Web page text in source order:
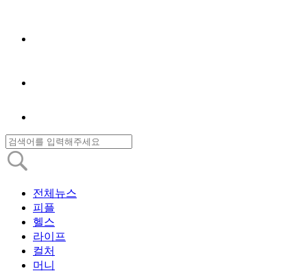
전체뉴스
피플
헬스
라이프
컬처
머니